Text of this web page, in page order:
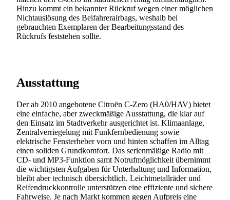
Hinzu kommt ein bekannter Rückruf wegen einer möglichen
Nichtauslösung des Beifahrerairbags, weshalb bei
gebrauchten Exemplaren der Bearbeitungsstand des
Rückrufs feststehen sollte.
Ausstattung
Der ab 2010 angebotene Citroën C-Zero (HA0/HAV) bietet
eine einfache, aber zweckmäßige Ausstattung, die klar auf
den Einsatz im Stadtverkehr ausgerichtet ist. Klimaanlage,
Zentralverriegelung mit Funkfernbedienung sowie
elektrische Fensterheber vorn und hinten schaffen im Alltag
einen soliden Grundkomfort. Das serienmäßige Radio mit
CD- und MP3-Funktion samt Notrufmöglichkeit übernimmt
die wichtigsten Aufgaben für Unterhaltung und Information,
bleibt aber technisch übersichtlich. Leichtmetallräder und
Reifendruckkontrolle unterstützen eine effiziente und sichere
Fahrweise. Je nach Markt kommen gegen Aufpreis eine